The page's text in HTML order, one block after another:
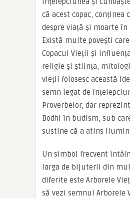
că acest copac, conținea
despre viață și moarte
Există multe povești
Copacul Vieții și
religie și știința,
vieții folosesc această
semn legat de
Proverbelor, dar
Bodhi în budism, sub
sustine că a atins
Un simbol frecvent
larga de bijuterii din
diferite este Arborele
să vezi semnul Arborele